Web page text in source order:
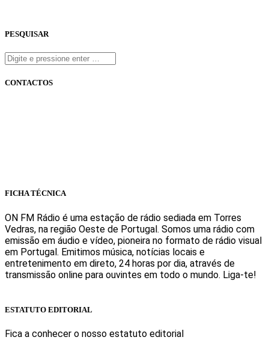
PESQUISAR
CONTACTOS
FICHA TÉCNICA
ON FM Rádio é uma estação de rádio sediada em Torres
Vedras, na região Oeste de Portugal. Somos uma rádio com
emissão em áudio e vídeo, pioneira no formato de rádio visual
em Portugal. Emitimos música, notícias locais e
entretenimento em direto, 24 horas por dia, através de
transmissão online para ouvintes em todo o mundo. Liga-te!
ESTATUTO EDITORIAL
Fica a conhecer o nosso estatuto editorial